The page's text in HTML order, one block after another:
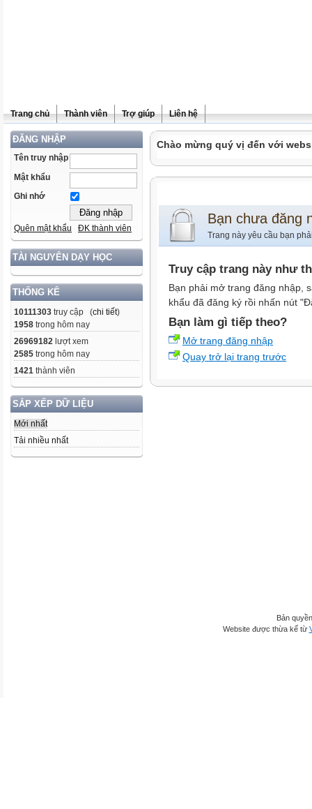
Trang chủ Thành viên Trợ giúp Liên hệ
ĐĂNG NHẬP
Tên truy nhập
Mật khẩu
Ghi nhớ
Quên mật khẩu ĐK thành viên
TÀI NGUYÊN DẠY HỌC
THỐNG KÊ
10111303 truy cập (chi tiết)
1958 trong hôm nay
26969182 lượt xem
2585 trong hôm nay
1421 thành viên
SẮP XẾP DỮ LIỆU
Mới nhất
Tải nhiều nhất
Chào mừng quý vị đến với
Bạn chưa đăng
Trang này yêu cầu bạn
Truy cập trang này như
Bạn phải mở trang đăng nhập,
khẩu đã đăng ký rồi nhấn nút
Bạn làm gì tiếp theo?
Mở trang đăng nhập
Quay trở lại trang trước
Bản
Website được thừa kế từ